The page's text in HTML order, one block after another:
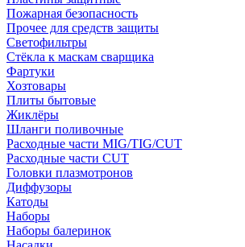
Пожарная безопасность
Прочее для средств защиты
Светофильтры
Стёкла к маскам сварщика
Фартуки
Хозтовары
Плиты бытовые
Жиклёры
Шланги поливочные
Расходные части MIG/TIG/CUT
Расходные части CUT
Головки плазмотронов
Диффузоры
Катоды
Наборы
Наборы балеринок